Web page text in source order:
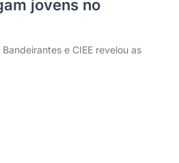
jovens no
e CIEE revelou as